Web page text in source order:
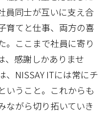
員同士が互いに支え合
育てと仕事、両方の喜
。ここまで社員に寄り
、感謝しかありませ
、NISSAY ITには常にチ
いうこと。これからも
ながら切り拓いていき